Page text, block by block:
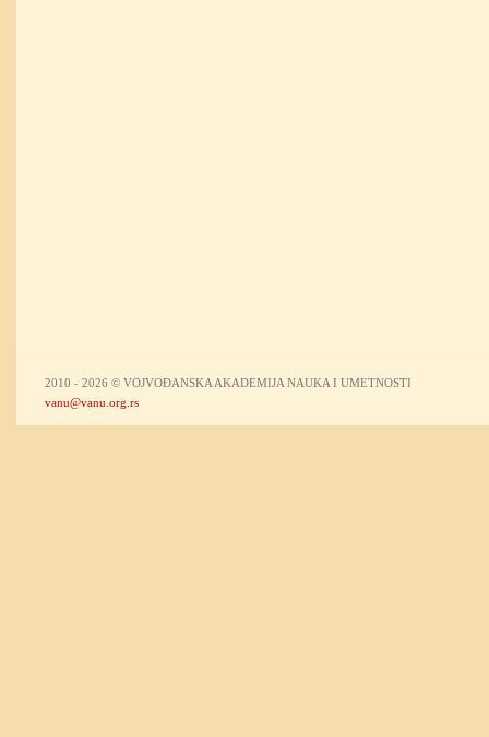
2010 - 2026 © VOJVOĐANSKA AKADEMIJA NAUKA I UMETNOSTI
vanu@vanu.org.rs